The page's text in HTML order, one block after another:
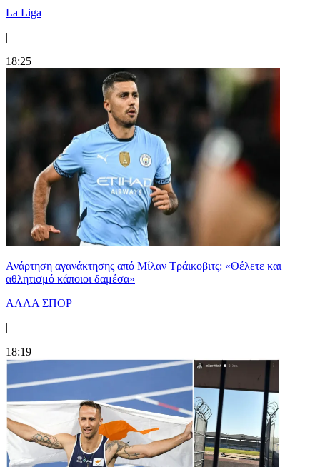
La Liga
|
18:25
Ανάρτηση αγανάκτησης από Μίλαν Τράικοβιτς: «Θέλετε και
αθλητισμό κάποιοι δαμέσα»
ΑΛΛΑ ΣΠΟΡ
|
18:19